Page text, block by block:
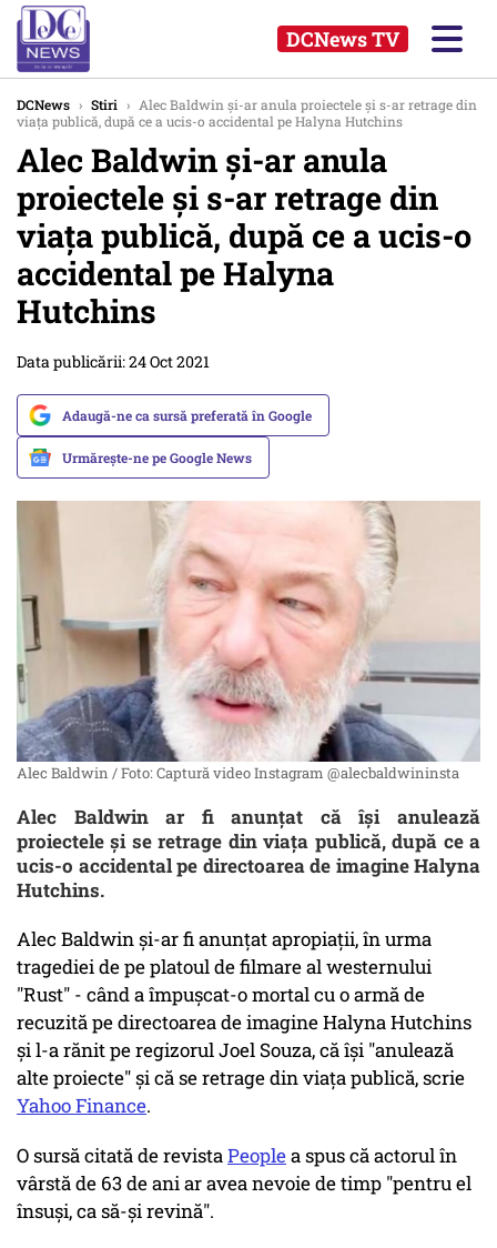
DCNews TV
DCNews › Stiri › Alec Baldwin și-ar anula proiectele și s-ar retrage din
viața publică, după ce a ucis-o accidental pe Halyna Hutchins
Alec Baldwin și-ar anula
proiectele și s-ar retrage din
viața publică, după ce a ucis-o
accidental pe Halyna
Hutchins
Data publicării: 24 Oct 2021
Adaugă-ne ca sursă preferată în Google
Urmărește-ne pe Google News
Alec Baldwin / Foto: Captură video Instagram @alecbaldwininsta
Alec Baldwin ar fi anunțat că își anulează
proiectele și se retrage din viața publică, după ce a
ucis-o accidental pe directoarea de imagine Halyna
Hutchins.
Alec Baldwin și-ar fi anunțat apropiații, în urma
tragediei de pe platoul de filmare al westernului
"Rust" - când a împușcat-o mortal cu o armă de
recuzită pe directoarea de imagine Halyna Hutchins
și l-a rănit pe regizorul Joel Souza, că își "anulează
alte proiecte" și că se retrage din viața publică, scrie
Yahoo Finance.
O sursă citată de revistaPeoplea spus că actorul în
vârstă de 63 de ani ar avea nevoie de timp "pentru el
însuși, ca să-și revină".